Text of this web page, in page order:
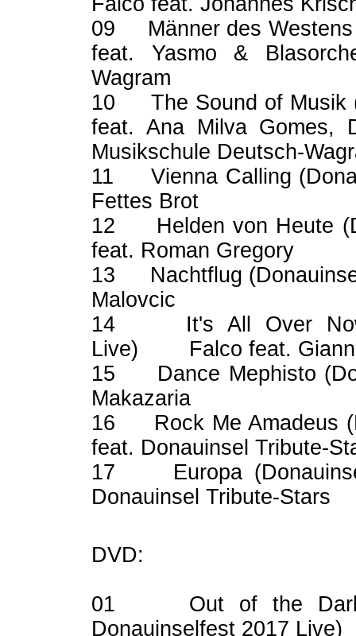
09 Männer des
feat. Yasmo &
Wagram
10 The Sound of
feat. Ana Milva Gomes,
Musikschule Deutsch-
11 Vienna Calling
Fettes Brot
12 Helden von Heute
feat. Roman Gregory
13 Nachtflug
Malovcic
14 It's All Over Now,
Live) Falco feat.
15 Dance Mephisto
Makazaria
16 Rock Me
feat. Donauinsel Tribute-
17 Europa
Donauinsel Tribute-Stars
DVD:
01 Out of the Dark
Donauinselfest 2017